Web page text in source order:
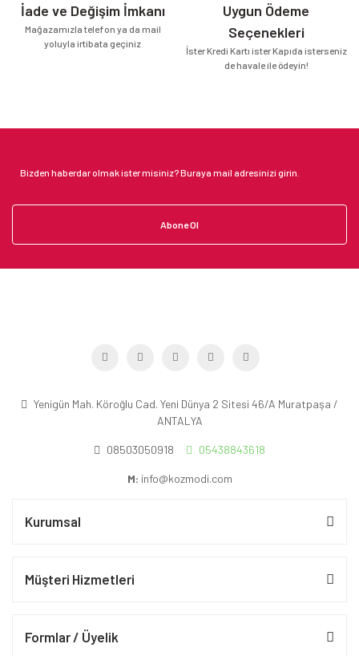
İade ve Değişim İmkanı
Mağazamızla telefon ya da mail
yoluyla irtibata geçiniz
Uygun Ödeme
Seçenekleri
İster Kredi Kartı ister Kapıda isterseniz
de havale ile ödeyin!
Abone Ol
Yenigün Mah. Köroğlu Cad. Yeni Dünya 2 Sitesi 46/A Muratpaşa /
ANTALYA
08503050918 05438843618
M: info@kozmodi.com
Kurumsal
Müşteri Hizmetleri
Formlar / Üyelik